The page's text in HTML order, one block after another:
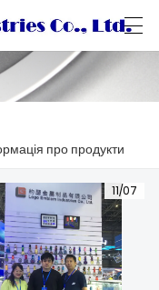
Català
про продукти
11/07